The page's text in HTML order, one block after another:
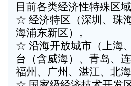
目前各类经济性特殊区
☆ 经济特区（深圳、珠
海浦东新区）。
☆ 沿海开放城市（上海
台（含威海）、青岛、
福州、广州、湛江、北海